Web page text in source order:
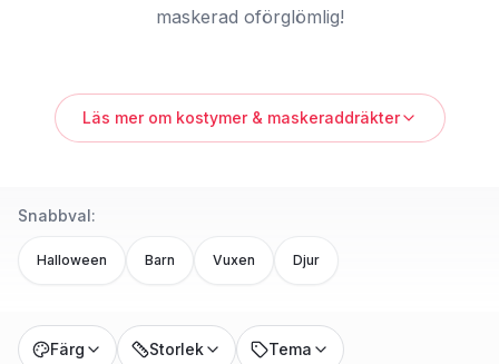
maskerad oförglömlig!
Kostymer
karaktärer till årets populäraste trender.
Yrken– polis, brandman, läkare, pilot -
Historiska– vikingar, romare, medeltid
storlekar - Säkra för barn
Läs mer om kostymer & maskeraddräkter
Snabbval:
Halloween Barn Vuxen Djur
Färg Storlek Tema